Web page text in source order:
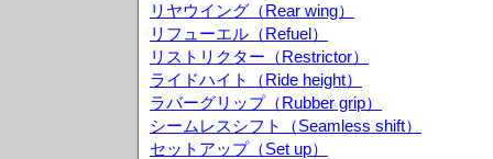
リヤウイング（Rear wing）
リフューエル（Refuel）
リストリクター（Restrictor）
ライドハイト（Ride height）
ラバーグリップ（Rubber grip）
シームレスシフト（Seamless shift）
セットアップ（Set up）